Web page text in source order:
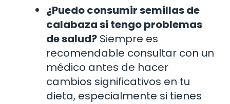
¿Puedo consumir semillas de
calabaza si tengo problemas
de salud? Siempre es
recomendable consultar con un
médico antes de hacer
cambios significativos en tu
dieta, especialmente si tienes